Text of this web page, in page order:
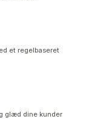
et regelbaseret
glæd dine kunder